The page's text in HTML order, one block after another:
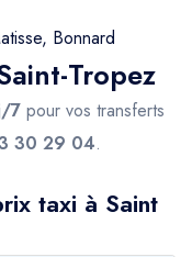
Bonnard
Tropez
7 pour vos transferts
30 29 04.
taxi à Saint